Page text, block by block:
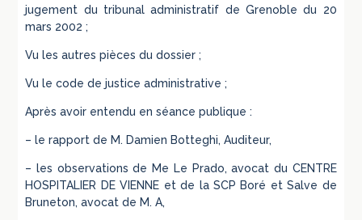
jugement du tribunal administratif de Grenoble du 20
mars 2002 ;
Vu les autres pièces du dossier ;
Vu le code de justice administrative ;
Après avoir entendu en séance publique :
– le rapport de M. Damien Botteghi, Auditeur,
– les observations de Me Le Prado, avocat du CENTRE
HOSPITALIER DE VIENNE et de la SCP Boré et Salve de
Bruneton, avocat de M. A,